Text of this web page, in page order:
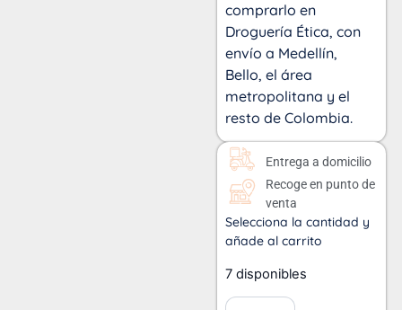
comprarlo en
Droguería Ética, con
envío a Medellín,
Bello, el área
metropolitana y el
resto de Colombia.
Entrega a domicilio
Recoge en punto de
venta
Selecciona la cantidad y
añade al carrito
7 disponibles